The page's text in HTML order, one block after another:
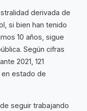
derivada de
si bien han tenido
10 años, sigue
Según cifras
2021, 121
estado de
seguir trabajando